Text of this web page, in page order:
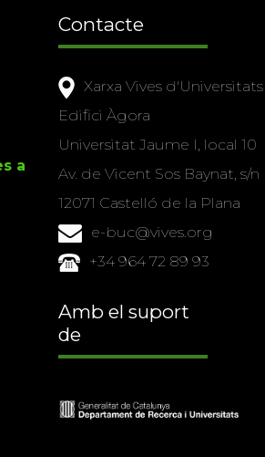
a
Contacte
Xarxa Vives d'Universitats
Edifici Àgora
Universitat Jaume I, local 10
Av. de Vicent Sos Baynat, s/n
12071 Castelló de la Plana
e-buc@vives.org
+34 964 72 89 93
Amb el suport
de